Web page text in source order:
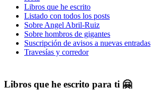
Libros que he escrito
Listado con todos los posts
Sobre Angel Abril-Ruiz
Sobre hombros de gigantes
Suscripción de avisos a nuevas entradas
Travesías y corredor
Libros que he escrito para ti 🤗